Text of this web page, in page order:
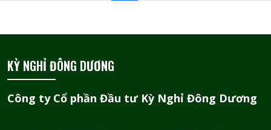
KỲ NGHỈ ĐÔNG DƯƠNG
Công ty Cổ phần Đầu tư Kỳ Nghỉ Đông Dương